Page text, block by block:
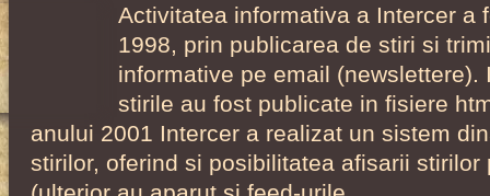
Activitatea informativa a Intercer a
1998, prin publicarea de stiri si
informative pe email (newslettere).
stirile au fost publicate in fisiere
anului 2001 Intercer a realizat un sistem
stirilor, oferind si posibilitatea afisarii stirilor